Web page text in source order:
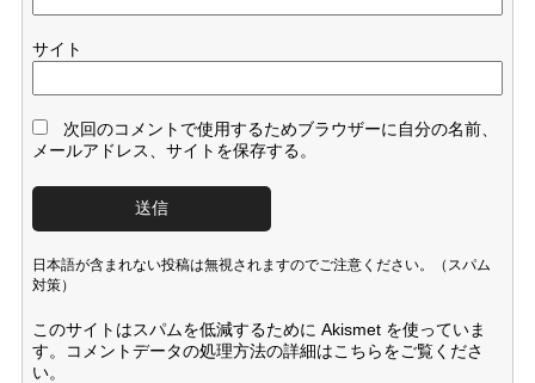
サイト
次回のコメントで使用するためブラウザーに自分の名前、
メールアドレス、サイトを保存する。
日本語が含まれない投稿は無視されますのでご注意ください。（スパム
対策）
このサイトはスパムを低減するために Akismet を使っていま
す。
コメントデータの処理方法の詳細はこちらをご覧くださ
い。